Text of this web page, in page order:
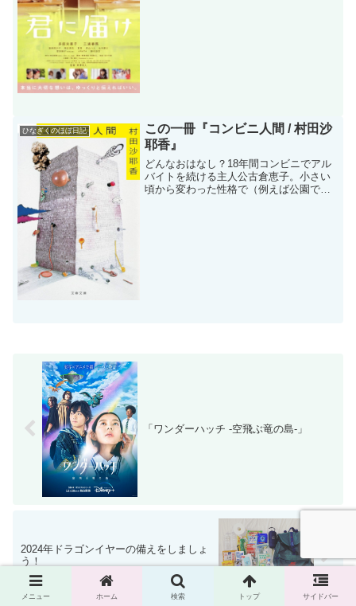
ひなぎくのほぼ日記
この一冊『コンビニ人間 / 村田沙
耶香』
どんなおはなし？18年間コンビニでアル
バイトを続ける主人公古倉恵子。小さい
頃から変わった性格で（例えば公園で死
「ワンダーハッチ -空飛ぶ竜の島-」
2024年ドラゴンイヤーの備えをしましょ
う！
メニュー ホーム 検索 トップ サイドバー